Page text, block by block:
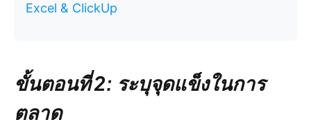
Excel & ClickUp
ขั้นตอนที่ 2: ระบุจุดแข็งในการ
ตลาด